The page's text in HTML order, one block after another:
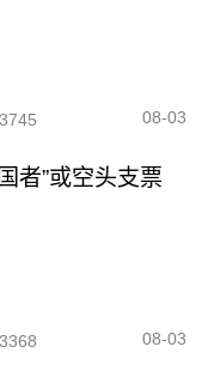
3745 08-03
者”或空头支票
3368 08-03